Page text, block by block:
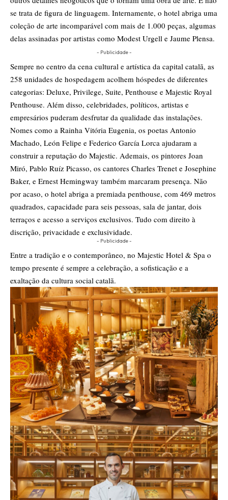
se trata de figura de linguagem. Internamente, o hotel abriga uma
coleção de arte incomparável com mais de 1.000 peças, algumas
delas assinadas por artistas como Modest Urgell e Jaume Plensa.
- Publicidade -
Sempre no centro da cena cultural e artística da capital catalã, as
258 unidades de hospedagem acolhem hóspedes de diferentes
categorias: Deluxe, Privilege, Suite, Penthouse e Majestic Royal
Penthouse. Além disso, celebridades, políticos, artistas e
empresários puderam desfrutar da qualidade das instalações.
Nomes como a Rainha Vitória Eugenia, os poetas Antonio
Machado, León Felipe e Federico García Lorca ajudaram a
construir a reputação do Majestic. Ademais, os pintores Joan
Miró, Pablo Ruíz Picasso, os cantores Charles Trenet e Josephine
Baker, e Ernest Hemingway também marcaram presença. Não
por acaso, o hotel abriga a premiada penthouse, com 469 metros
quadrados, capacidade para seis pessoas, sala de jantar, dois
terraços e acesso a serviços exclusivos. Tudo com direito à
discrição, privacidade e exclusividade.
- Publicidade -
Entre a tradição e o contemporâneo, no Majestic Hotel & Spa o
tempo presente é sempre a celebração, a sofisticação e a
exaltação da cultura social catalã.